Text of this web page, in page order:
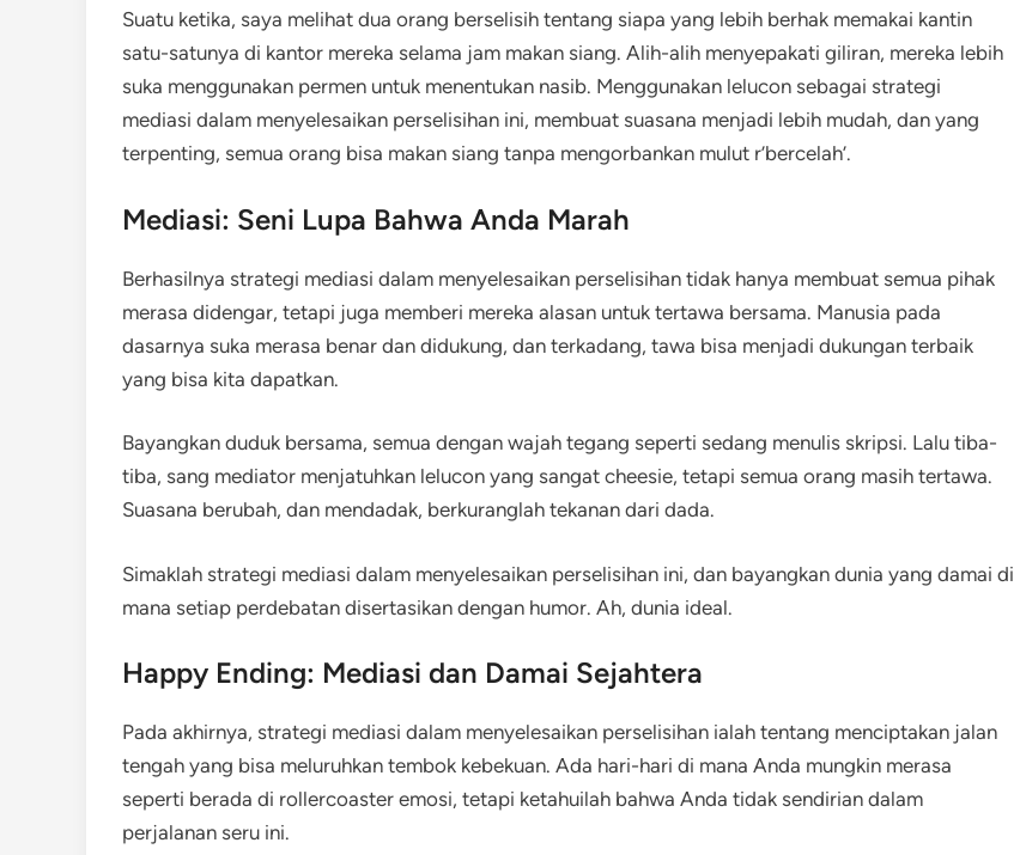
Suatu ketika, saya melihat dua orang berselisih tentang siapa yang lebih berhak memakai kantin
satu-satunya di kantor mereka selama jam makan siang. Alih-alih menyepakati giliran, mereka lebih
suka menggunakan permen untuk menentukan nasib. Menggunakan lelucon sebagai strategi
mediasi dalam menyelesaikan perselisihan ini, membuat suasana menjadi lebih mudah, dan yang
terpenting, semua orang bisa makan siang tanpa mengorbankan mulut r’bercelah’.
Mediasi: Seni Lupa Bahwa Anda Marah
Berhasilnya strategi mediasi dalam menyelesaikan perselisihan tidak hanya membuat semua pihak
merasa didengar, tetapi juga memberi mereka alasan untuk tertawa bersama. Manusia pada
dasarnya suka merasa benar dan didukung, dan terkadang, tawa bisa menjadi dukungan terbaik
yang bisa kita dapatkan.
Bayangkan duduk bersama, semua dengan wajah tegang seperti sedang menulis skripsi. Lalu tiba-
tiba, sang mediator menjatuhkan lelucon yang sangat cheesie, tetapi semua orang masih tertawa.
Suasana berubah, dan mendadak, berkuranglah tekanan dari dada.
Simaklah strategi mediasi dalam menyelesaikan perselisihan ini, dan bayangkan dunia yang damai di
mana setiap perdebatan disertasikan dengan humor. Ah, dunia ideal.
Happy Ending: Mediasi dan Damai Sejahtera
Pada akhirnya, strategi mediasi dalam menyelesaikan perselisihan ialah tentang menciptakan jalan
tengah yang bisa meluruhkan tembok kebekuan. Ada hari-hari di mana Anda mungkin merasa
seperti berada di rollercoaster emosi, tetapi ketahuilah bahwa Anda tidak sendirian dalam
perjalanan seru ini.